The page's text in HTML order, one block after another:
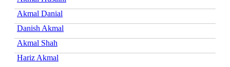
Akmal Danial
Danish Akmal
Akmal Shah
Hariz Akmal